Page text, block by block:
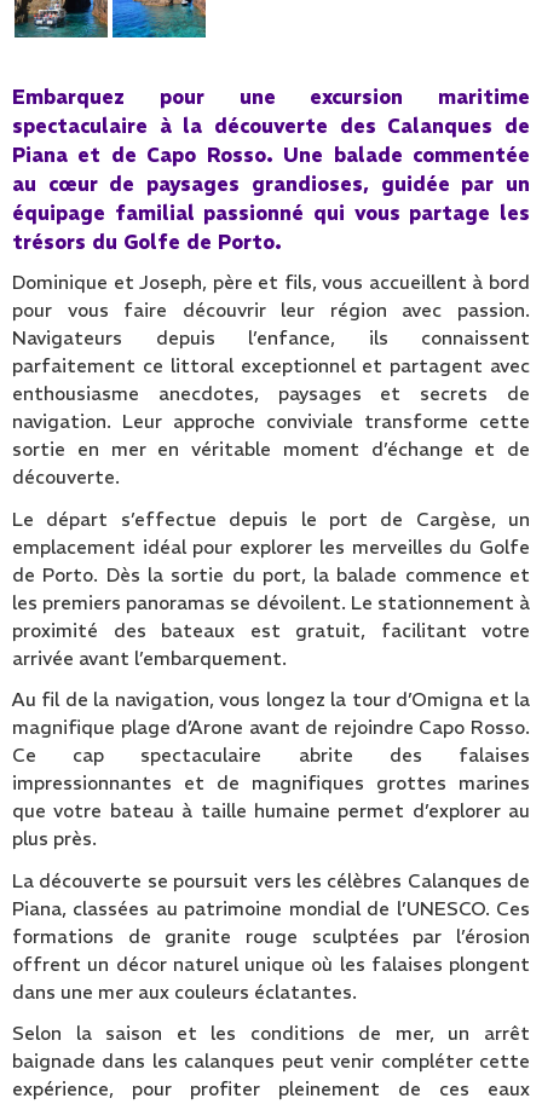
Embarquez pour une excursion maritime
spectaculaire à la découverte des Calanques de
Piana et de Capo Rosso. Une balade commentée
au cœur de paysages grandioses, guidée par un
équipage familial passionné qui vous partage les
trésors du Golfe de Porto.
Dominique et Joseph, père et fils, vous accueillent à bord
pour vous faire découvrir leur région avec passion.
Navigateurs depuis l’enfance, ils connaissent
parfaitement ce littoral exceptionnel et partagent avec
enthousiasme anecdotes, paysages et secrets de
navigation. Leur approche conviviale transforme cette
sortie en mer en véritable moment d’échange et de
découverte.
Le départ s’effectue depuis le port de Cargèse, un
emplacement idéal pour explorer les merveilles du Golfe
de Porto. Dès la sortie du port, la balade commence et
les premiers panoramas se dévoilent. Le stationnement à
proximité des bateaux est gratuit, facilitant votre
arrivée avant l’embarquement.
Au fil de la navigation, vous longez la tour d’Omigna et la
magnifique plage d’Arone avant de rejoindre Capo Rosso.
Ce cap spectaculaire abrite des falaises
impressionnantes et de magnifiques grottes marines
que votre bateau à taille humaine permet d’explorer au
plus près.
La découverte se poursuit vers les célèbres Calanques de
Piana, classées au patrimoine mondial de l’UNESCO. Ces
formations de granite rouge sculptées par l’érosion
offrent un décor naturel unique où les falaises plongent
dans une mer aux couleurs éclatantes.
Selon la saison et les conditions de mer, un arrêt
baignade dans les calanques peut venir compléter cette
expérience, pour profiter pleinement de ces eaux